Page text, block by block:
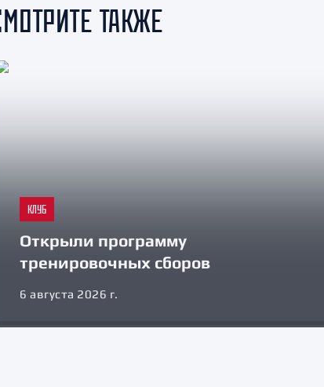
ТАКЖЕ
КЛУБ
Открыли программу
тренировочных сборов
6 августа 2026 г.